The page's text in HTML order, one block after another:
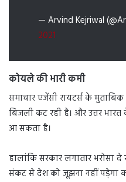
— Arvind Kejriwal
2021
कोयले की भारी कमी
समाचार एजेंसी रायटर्स के
बिजली कट रही है। और उत्तर
आ सकता है।
हालांकि सरकार लगातार भरोसा
संकट से देश को जूझना नहीं पड़ेगा